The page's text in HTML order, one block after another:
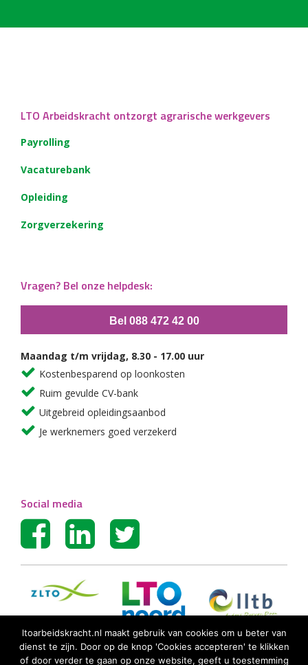
LTO Arbeidskracht ontzorgt agrarische werkgevers
Payrolling
Vacaturebank
Opleiding
Zorgverzekering
Vragen? Bel onze helpdesk:
Bel 088 472 42 00
Maandag t/m vrijdag, 8.30 - 17.00 uur
Kostenbesparend op loonkosten
Ruim gevulde CV-bank
Uitgebreid opleidingsaanbod
Je werknemers goed verzekerd
Social media
ltoarbeidskracht.nl maakt gebruik van cookies om u beter van
dienst te zijn. Door op de knop 'Cookies accepteren' te klikken
of door verder te gaan op onze website, geeft u toestemming